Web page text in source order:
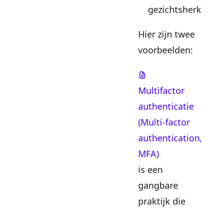
Hier zijn twee
voorbeelden:
Multifactor
authenticatie
(Multi-factor
authentication,
MFA)
is een
gangbare
praktijk die